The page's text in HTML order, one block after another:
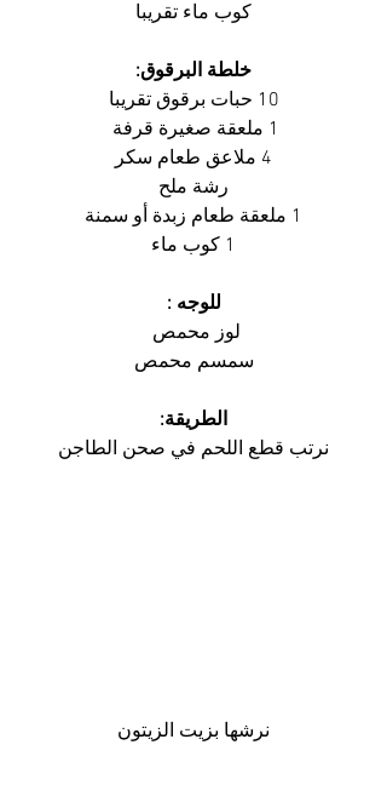
كوب ماء تقريبا
خلطة البرقوق:
10 حبات برقوق تقريبا
1 ملعقة صغيرة قرفة
4 ملاعق طعام سكر
رشة ملح
1 ملعقة طعام زبدة أو سمنة
1 كوب ماء
للوجه :
لوز محمص
سمسم محمص
الطريقة:
نرتب قطع اللحم في صحن الطاجن
نرشها بزيت الزيتون